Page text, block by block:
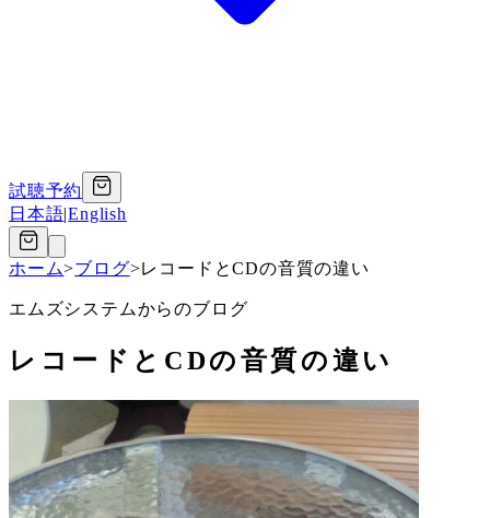
試聴予約
日本語|English
ホーム>ブログ>レコードとCDの音質の違い
エムズシステムからのブログ
レコードとCDの音質の違い